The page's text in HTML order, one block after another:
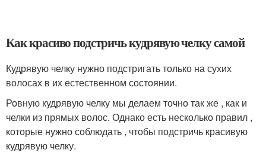
Как красиво подстричь кудрявую челку самой
Кудрявую челку нужно подстригать только на сухих
волосах в их естественном состоянии.
Ровную кудрявую челку мы делаем точно так же , как и
челки из прямых волос. Однако есть несколько правил ,
которые нужно соблюдать , чтобы подстричь красивую
кудрявую челку.